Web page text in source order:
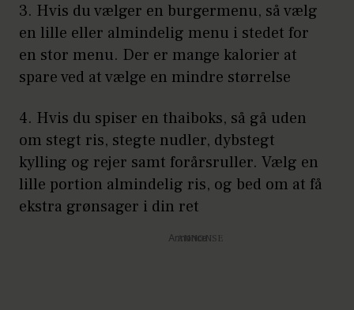
3. Hvis du vælger en burgermenu, så vælg
en lille eller almindelig menu i stedet for
en stor menu. Der er mange kalorier at
spare ved at vælge en mindre størrelse
4. Hvis du spiser en thaiboks, så gå uden
om stegt ris, stegte nudler, dybstegt
kylling og rejer samt forårsruller. Vælg en
lille portion almindelig ris, og bed om at få
ekstra grønsager i din ret
Annonce